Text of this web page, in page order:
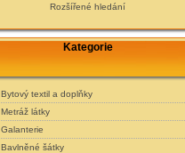
Rozšířené hledání
Kategorie
Bytový textil a doplňky
Metráž látky
Galanterie
Bavlněné šátky